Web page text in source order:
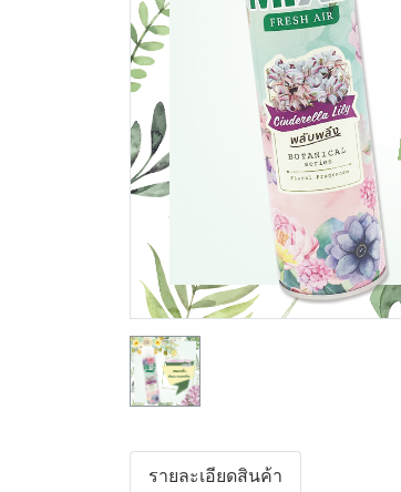
รายละเอียดสินค้า